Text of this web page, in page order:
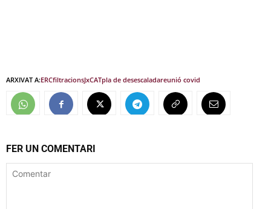
ARXIVAT A:ERCfiltracionsJxCATpla de desescaladareunió covid
FER UN COMENTARI